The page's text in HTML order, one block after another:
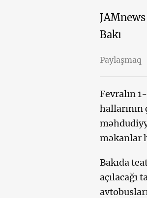
JAMnews
Bakı
Paylaşmaq
Fevralın
məkanlar
Bakıda
açılacağı